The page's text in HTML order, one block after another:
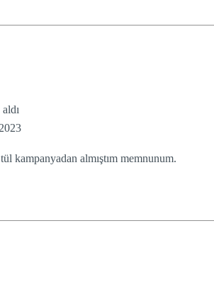
kampanyadan almıştım memnunum.